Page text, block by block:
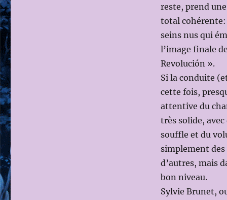
reste, prend
total cohérente:
seins nus qui
l’image finale
Revolución ».
Si la conduite
cette fois,
attentive du
très solide,
souffle et du
simplement des
d’autres, mais
bon niveau.
Sylvie Brunet,